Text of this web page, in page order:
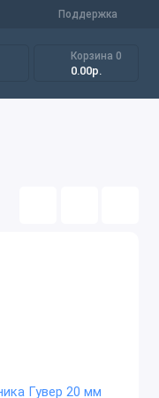
Поддержка
Корзина 0
0.00р.